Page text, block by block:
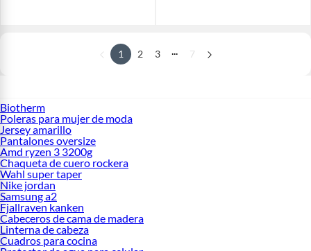
1 2 3 ... 7
Biotherm
Poleras para mujer de moda
Jersey amarillo
Pantalones oversize
Amd ryzen 3 3200g
Chaqueta de cuero rockera
Wahl super taper
Nike jordan
Samsung a2
Fjallraven kanken
Cabeceros de cama de madera
Linterna de cabeza
Cuadros para cocina